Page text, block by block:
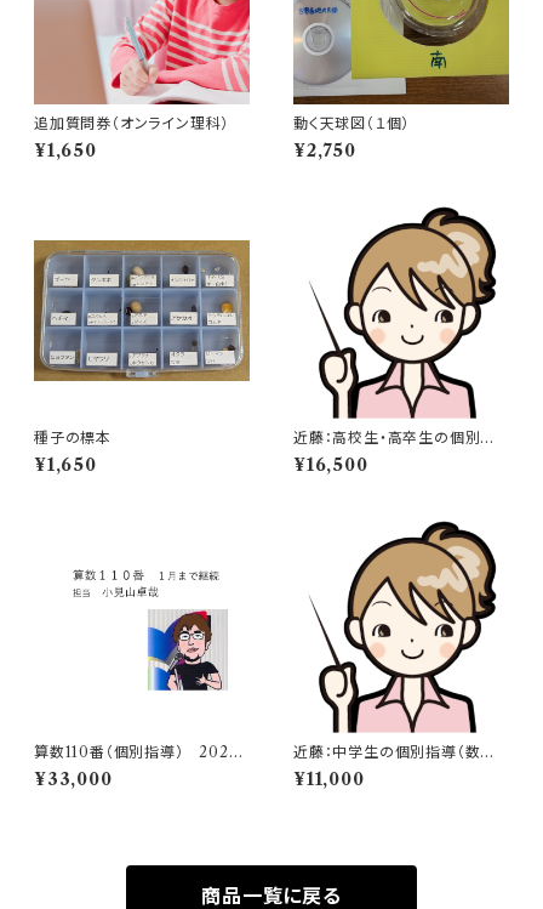
追加質問券（オンライン理科）
¥1,650
動く天球図（１個）
¥2,750
種子の標本
¥1,650
近藤：高校生・高卒生の個別指
導（数学・物理・化学・英語）
¥16,500
算数110番（個別指導） 2027
年1月まで継続（担当：小見山先
生）
¥33,000
近藤：中学生の個別指導（数学・
物理・化学・英語）
¥11,000
商品一覧に戻る